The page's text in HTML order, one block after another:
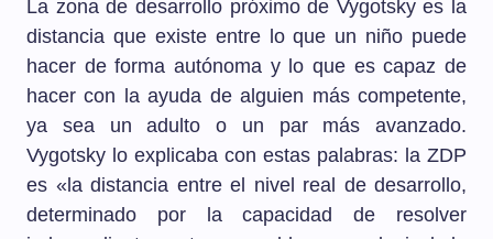
La zona de desarrollo próximo de Vygotsky es la
distancia que existe entre lo que un niño puede
hacer de forma autónoma y lo que es capaz de
hacer con la ayuda de alguien más competente,
ya sea un adulto o un par más avanzado.
Vygotsky lo explicaba con estas palabras: la ZDP
es «la distancia entre el nivel real de desarrollo,
determinado por la capacidad de resolver